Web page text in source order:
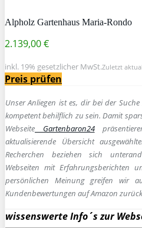
Alpholz Gartenhaus Maria-Rondo
2.139,00 €
inkl. 19% gesetzlicher MwSt.Zuletzt
Preis prüfen
Unser Anliegen ist es, dir bei der
kompetent behilflich zu sein.Damit
Webseite Gartenbaron24
aktualisierende Übersicht
Recherchen beziehen sich
Webseiten mit Erfahrungsberichten
persönlichen Meinung greifen wir
Kundenbewertungen auf Amazon
wissenswerte Info´s zur